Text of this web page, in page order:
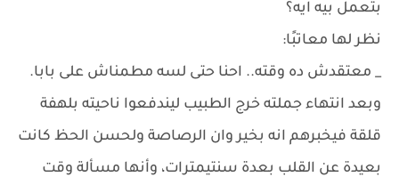
بتعمل بيه ايه؟
نظر لها معاتبًا:
_ معتقدش ده وقته.. احنا حتى لسه مطمناش على بابا.
وبعد انتهاء جملته خرج الطبيب ليندفعوا ناحيته بلهفة
قلقة فيخبرهم انه بخير وان الرصاصة ولحسن الحظ كانت
بعيدة عن القلب بعدة سنتيمترات، وأنها مسألة وقت